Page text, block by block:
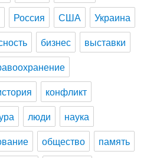
Россия США
Украина
бизнес
выставки
конфликт
люди
наука
общество
память